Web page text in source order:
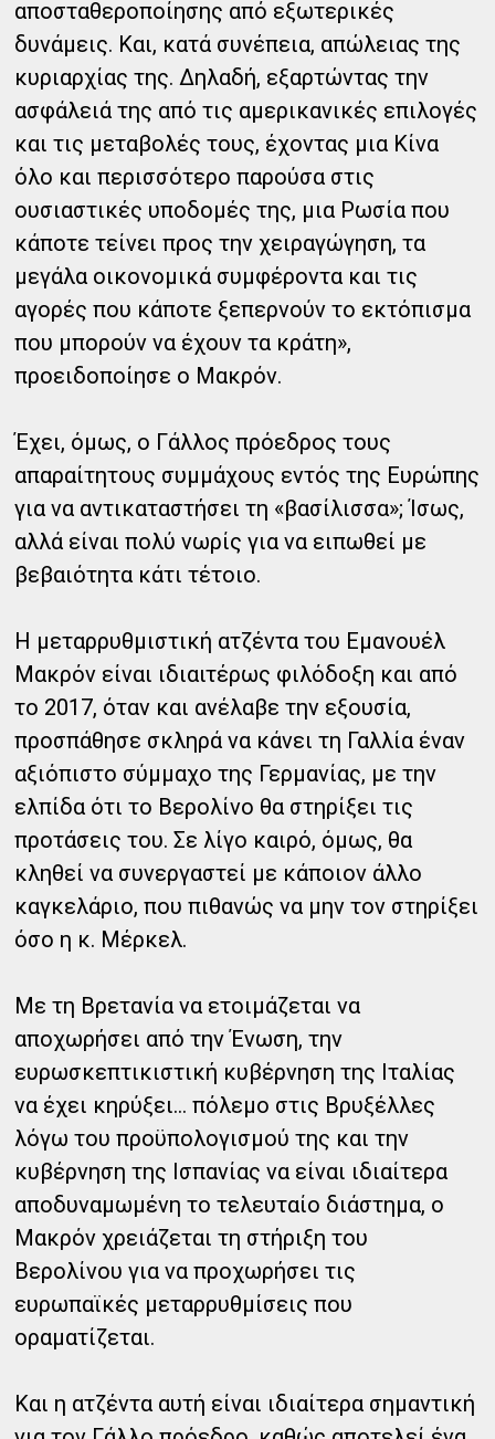
αποσταθεροποίησης από εξωτερικές
δυνάμεις. Και, κατά συνέπεια, απώλειας της
κυριαρχίας της. Δηλαδή, εξαρτώντας την
ασφάλειά της από τις αμερικανικές επιλογές
και τις μεταβολές τους, έχοντας μια Κίνα
όλο και περισσότερο παρούσα στις
ουσιαστικές υποδομές της, μια Ρωσία που
κάποτε τείνει προς την χειραγώγηση, τα
μεγάλα οικονομικά συμφέροντα και τις
αγορές που κάποτε ξεπερνούν το εκτόπισμα
που μπορούν να έχουν τα κράτη»,
προειδοποίησε ο Μακρόν.
Έχει, όμως, ο Γάλλος πρόεδρος τους
απαραίτητους συμμάχους εντός της Ευρώπης
για να αντικαταστήσει τη «βασίλισσα»; Ίσως,
αλλά είναι πολύ νωρίς για να ειπωθεί με
βεβαιότητα κάτι τέτοιο.
Η μεταρρυθμιστική ατζέντα του Εμανουέλ
Μακρόν είναι ιδιαιτέρως φιλόδοξη και από
το 2017, όταν και ανέλαβε την εξουσία,
προσπάθησε σκληρά να κάνει τη Γαλλία έναν
αξιόπιστο σύμμαχο της Γερμανίας, με την
ελπίδα ότι το Βερολίνο θα στηρίξει τις
προτάσεις του. Σε λίγο καιρό, όμως, θα
κληθεί να συνεργαστεί με κάποιον άλλο
καγκελάριο, που πιθανώς να μην τον στηρίξει
όσο η κ. Μέρκελ.
Με τη Βρετανία να ετοιμάζεται να
αποχωρήσει από την Ένωση, την
ευρωσκεπτικιστική κυβέρνηση της Ιταλίας
να έχει κηρύξει… πόλεμο στις Βρυξέλλες
λόγω του προϋπολογισμού της και την
κυβέρνηση της Ισπανίας να είναι ιδιαίτερα
αποδυναμωμένη το τελευταίο διάστημα, ο
Μακρόν χρειάζεται τη στήριξη του
Βερολίνου για να προχωρήσει τις
ευρωπαϊκές μεταρρυθμίσεις που
οραματίζεται.
Και η ατζέντα αυτή είναι ιδιαίτερα σημαντική